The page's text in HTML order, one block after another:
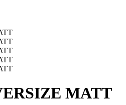
MATT